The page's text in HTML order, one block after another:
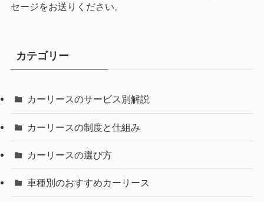
セージをお送りください。
カテゴリー
カーリースのサービス別解説
カーリースの制度と仕組み
カーリースの選び方
車種別のおすすめカーリース